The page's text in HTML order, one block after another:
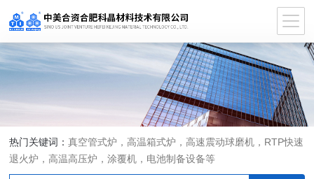
热门关键词：真空管式炉，高温箱式炉，高速震动球磨机，RTP快速
退火炉，高温高压炉，涂覆机，电池制备设备等